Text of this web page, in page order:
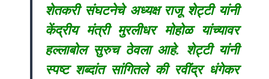
शेतकरी संघटनेचे अध्यक्ष राजू शेट्टी यांनी
केंद्रीय मंत्री मुरलीधर मोहोळ यांच्यावर
हल्लाबोल सुरुच ठेवला आहे. शेट्टी यांनी
स्पष्ट शब्दांत सांगितले की रवींद्र धंगेकर